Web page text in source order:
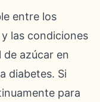
entre los
las condiciones
azúcar en
diabetes. Si
para